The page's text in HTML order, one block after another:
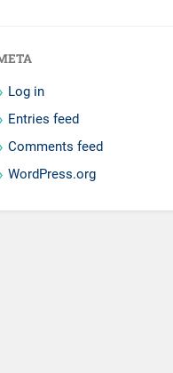
Log in
Entries feed
Comments feed
WordPress.org